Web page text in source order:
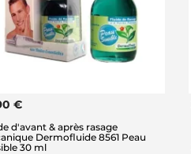
€
d'avant & après rasage
Dermofluide 8561 Peau
30 ml